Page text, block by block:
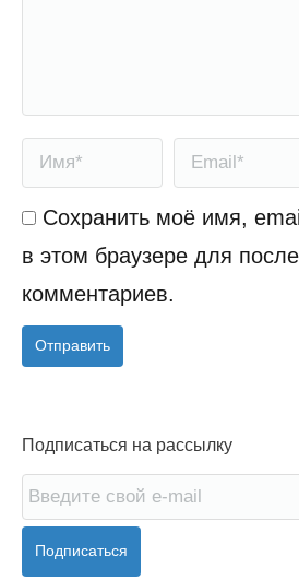
Имя * Email *
Сохранить моё имя,
в этом браузере для
комментариев.
Отправить
Подписаться на рассылку
Подписаться